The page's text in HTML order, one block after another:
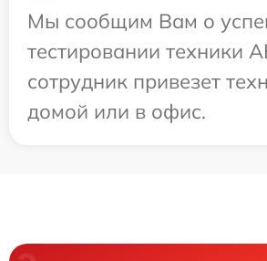
Мы сообщим Вам о
тестировании техники
сотрудник привезет
домой или в офис.